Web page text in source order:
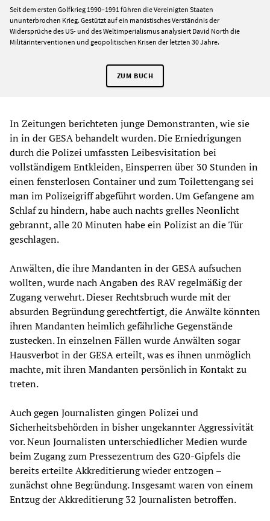
Seit dem ersten Golfkrieg 1990–1991 führen die Vereinigten Staaten
ununterbrochen Krieg. Gestützt auf ein marxistisches Verständnis der
Widersprüche des US- und des Weltimperialismus analysiert David North die
Militärinterventionen und geopolitischen Krisen der letzten 30 Jahre.
ZUM BUCH
In Zeitungen berichteten junge Demonstranten, wie sie
in in der GESA behandelt wurden. Die Erniedrigungen
durch die Polizei umfassten Leibesvisitation bei
vollständigem Entkleiden, Einsperren über 30 Stunden in
einen fensterlosen Container und zum Toilettengang sei
man im Polizeigriff abgeführt worden. Um Gefangene am
Schlaf zu hindern, habe auch nachts grelles Neonlicht
gebrannt, alle 20 Minuten habe ein Polizist an die Tür
geschlagen.
Anwälten, die ihre Mandanten in der GESA aufsuchen
wollten, wurde nach Angaben des RAV regelmäßig der
Zugang verwehrt. Dieser Rechtsbruch wurde mit der
absurden Begründung gerechtfertigt, die Anwälte könnten
ihren Mandanten heimlich gefährliche Gegenstände
zustecken. In einzelnen Fällen wurde Anwälten sogar
Hausverbot in der GESA erteilt, was es ihnen unmöglich
machte, mit ihren Mandanten persönlich in Kontakt zu
treten.
Auch gegen Journalisten gingen Polizei und
Sicherheitsbehörden in bisher ungekannter Aggressivität
vor. Neun Journalisten unterschiedlicher Medien wurde
beim Zugang zum Pressezentrum des G20-Gipfels die
bereits erteilte Akkreditierung wieder entzogen –
zunächst ohne Begründung. Insgesamt waren von einem
Entzug der Akkreditierung 32 Journalisten betroffen.